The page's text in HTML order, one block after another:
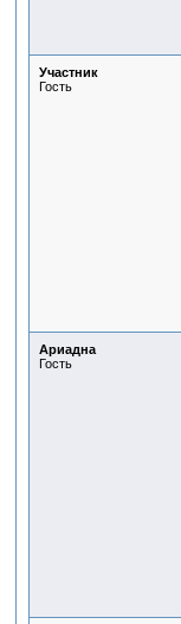
Участник
Гость
Ариадна
Гость